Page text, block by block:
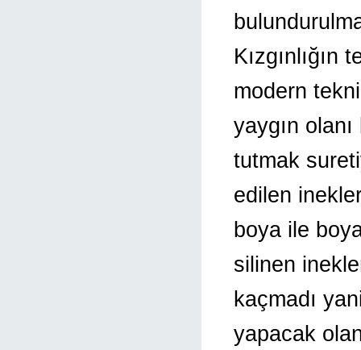
modern
yaygın
tutmak
edilen
boya ile
silinen
kaçmadı
yapacak